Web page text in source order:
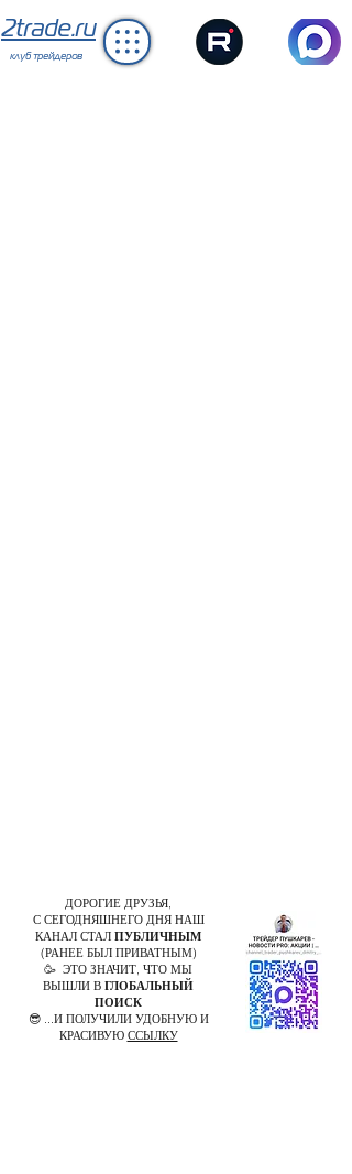
2trade.ru
клуб трейдеров
ДОРОГИЕ ДРУЗЬЯ,
С СЕГОДНЯШНЕГО ДНЯ НАШ
КАНАЛ СТАЛ ПУБЛИЧНЫМ
(РАНЕЕ БЫЛ ПРИВАТНЫМ)
🥳 ЭТО ЗНАЧИТ, ЧТО МЫ
ВЫШЛИ В ГЛОБАЛЬНЫЙ
ПОИСК
😎 ...И ПОЛУЧИЛИ УДОБНУЮ И
КРАСИВУЮ ССЫЛКУ